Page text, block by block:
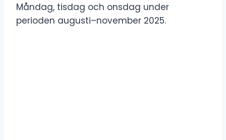
Måndag, tisdag och onsdag under
perioden augusti–november 2025.